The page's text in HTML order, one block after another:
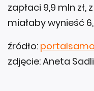
zapłaci 9,9 mln
miałaby wynieść
źródło:
zdjęcie: Aneta